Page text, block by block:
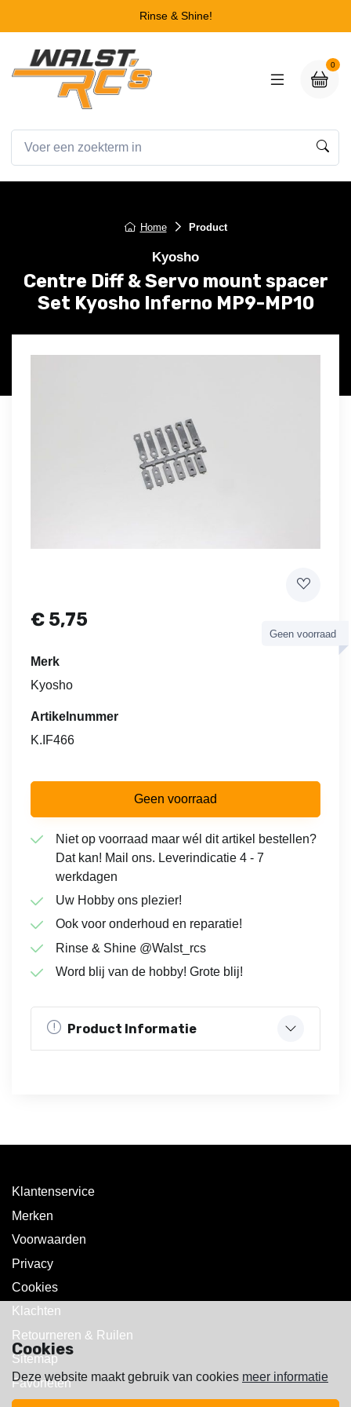
Rinse & Shine!
0
Home Product
Kyosho
Centre Diff & Servo mount spacer
Set Kyosho Inferno MP9-MP10
€ 5,75
Geen voorraad
Merk
Kyosho
Artikelnummer
K.IF466
Geen voorraad
Niet op voorraad maar wél dit artikel bestellen?
Dat kan! Mail ons. Leverindicatie 4 - 7
werkdagen
Uw Hobby ons plezier!
Ook voor onderhoud en reparatie!
Rinse & Shine @Walst_rcs
Word blij van de hobby! Grote blij!
Product Informatie
Klantenservice
Merken
Voorwaarden
Privacy
Cookies
Klachten
Retourneren & Ruilen
Sitemap
Favorieten
Cookies
Deze website maakt gebruik van cookies meer informatie